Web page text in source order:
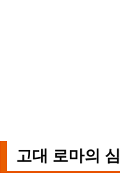
고대 로마의